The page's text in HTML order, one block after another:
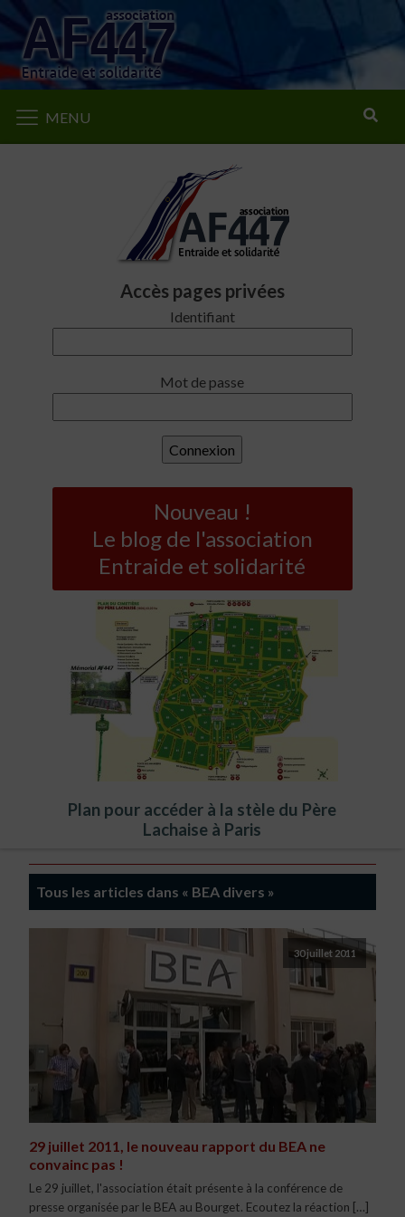
MENU
Tous les articles dans « BEA divers »
30 juillet 2011
29 juillet 2011, le nouveau rapport du BEA ne
convainc pas !
Le 29 juillet, l'association était présente à la conférence de
presse organisée par le BEA au Bourget. Ecoutez la réaction […]
Accès pages privées
Identifiant
Mot de passe
Nouveau !
Le blog de l'association
Entraide et solidarité
Plan pour accéder à la stèle du Père
Lachaise à Paris